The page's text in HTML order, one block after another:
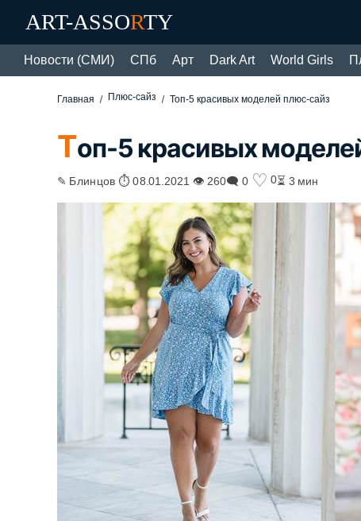
ART-ASSORTY
Новости (СМИ) СПб Арт Dark Art World Girls
Главная Плюс-сайз Топ-5 красивых моделей плюс-сайз
Топ-5 красивых
✎ Блинцов ⏱ 08.01.2021 👁 260🗨 0 ♡ 0⏳ 3 мин